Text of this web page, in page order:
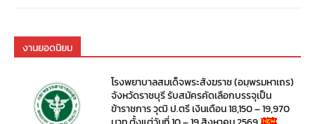
งานยอดนิยม
โรงพยาบาลสมเด็จพระสังฆราช (อมฺพรมหาเถร)
จังหวัดราชบุรี รับสมัครคัดเลือกบรรจุเป็น
ข้าราชการ วุฒิ ป.ตรี เงินเดือน 18,150 – 19,970